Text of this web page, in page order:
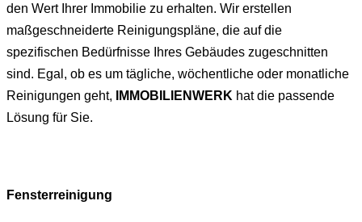
den Wert Ihrer Immobilie zu erhalten. Wir erstellen
maßgeschneiderte Reinigungspläne, die auf die
spezifischen Bedürfnisse Ihres Gebäudes zugeschnitten
sind. Egal, ob es um tägliche, wöchentliche oder monatliche
Reinigungen geht,
IMMOBILIENWERK hat die passende
Lösung für Sie.
Fensterreinigung